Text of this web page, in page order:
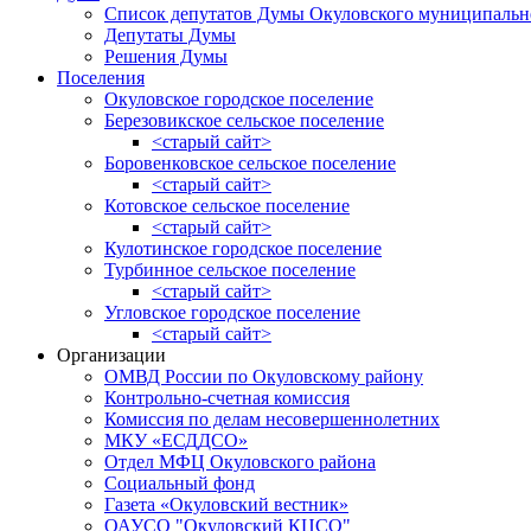
Список депутатов Думы Окуловского
Депутаты Думы
Решения Думы
Поселения
Окуловское городское поселение
Березовикское сельское поселение
<старый сайт>
Боровенковское сельское поселение
<старый сайт>
Котовское сельское поселение
<старый сайт>
Кулотинское городское поселение
Турбинное сельское поселение
<старый сайт>
Угловское городское поселение
<старый сайт>
Организации
ОМВД России по Окуловскому району
Контрольно-счетная комиссия
Комиссия по делам несовершеннолетних
МКУ «ЕСДДСО»
Отдел МФЦ Окуловского района
Социальный фонд
Газета «Окуловский вестник»
ОАУСО "Окуловский КЦСО"